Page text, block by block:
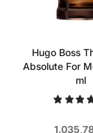
Hugo Boss
Absolute For
ml